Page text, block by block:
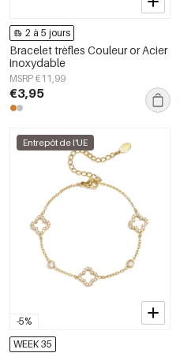
2 à 5 jours
Bracelet trèfles Couleur or Acier
inoxydable
MSRP €11,99
€3,95
-5%
Entrepôt de l'UE
WEEK 35